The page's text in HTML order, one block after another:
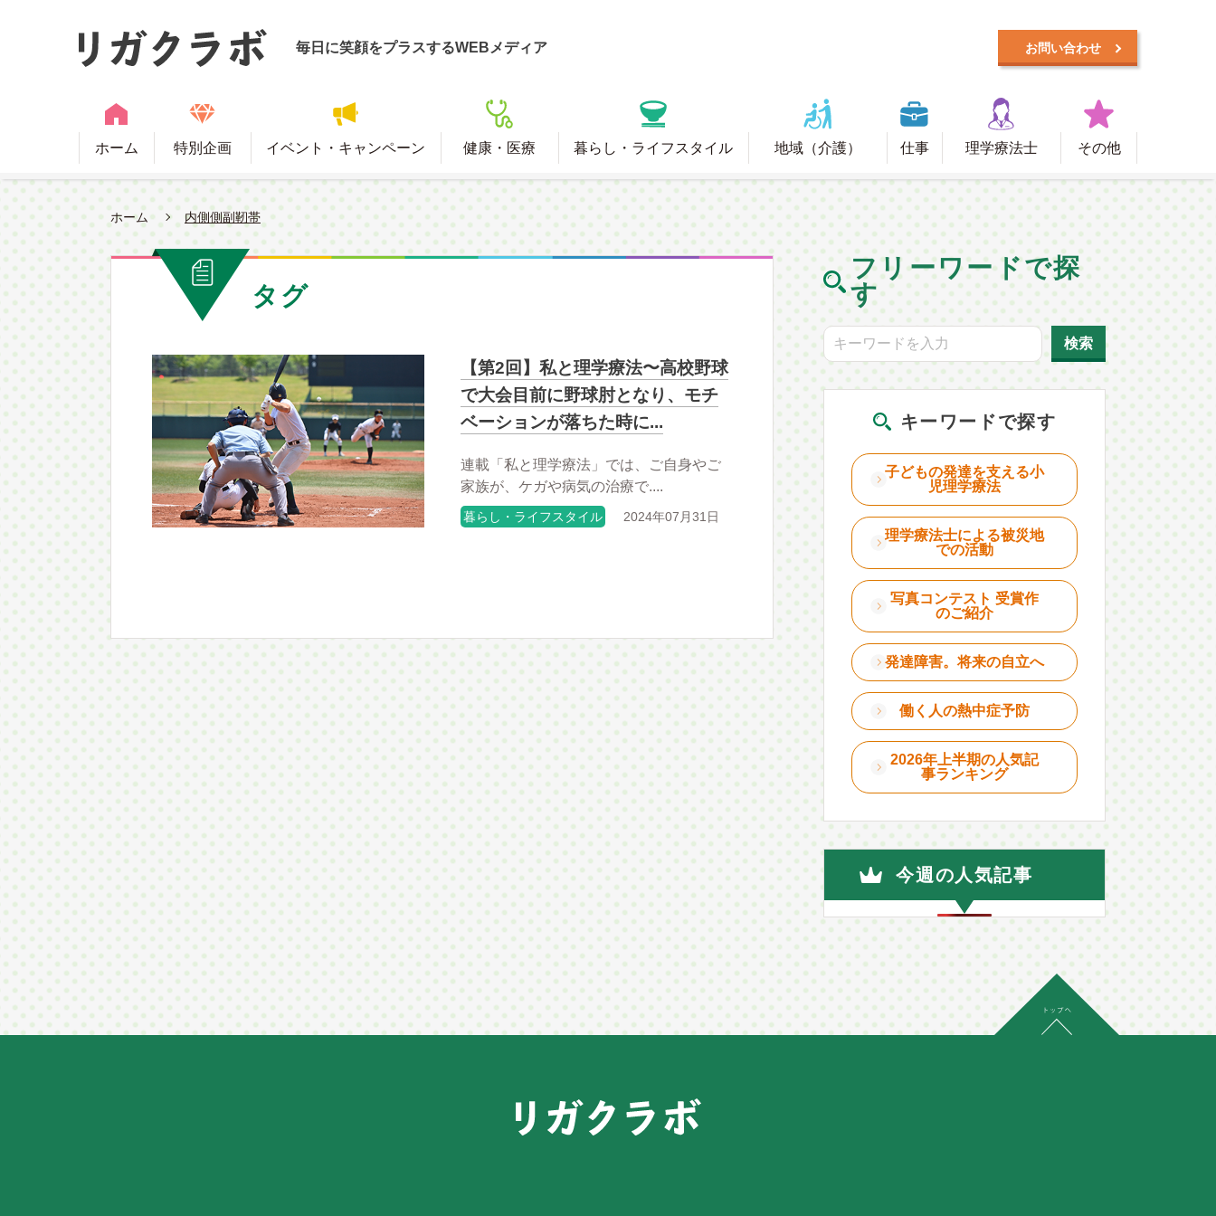
毎日に笑顔をプラスするWEBメディア お問い合わせ
ホーム 特別企画 イベント・キャンペーン 健康・医療 暮らし・ライフスタイル 地域（介護） 仕事 理学療法士 その他
ホーム 内側側副靭帯
タグ
【第2回】私と理学療法〜高校野球
で大会目前に野球肘となり、モチ
ベーションが落ちた時に...
連載「私と理学療法」では、ご自身やご
家族が、ケガや病気の治療で....
暮らし・ライフスタイル 2024年07月31日
フリーワードで探
す
キーワードで探す
子どもの発達を支える小
児理学療法
理学療法士による被災地
での活動
写真コンテスト 受賞作
のご紹介
発達障害。将来の自立へ
働く人の熱中症予防
2026年上半期の人気記
事ランキング
今週の人気記事